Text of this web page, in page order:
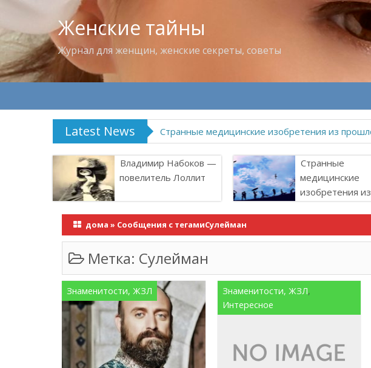
Женские тайны
Журнал для женщин, женские секреты, советы
Latest News Что пить в жару
Владимир Набоков —
повелитель Лоллит
Странные
медицинские
изобретения из
дома » Сообщения с тегамиСулейман
Метка: Сулейман
Знаменитости, ЖЗЛ Знаменитости, ЖЗЛ,
Интересное